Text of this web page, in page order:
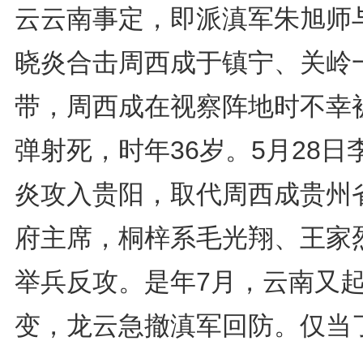
云云南事定，即派滇军朱旭师
晓炎合击周西成于镇宁、关岭
带，周西成在视察阵地时不幸
弹射死，时年36岁。5月28日
炎攻入贵阳，取代周西成贵州
府主席，桐梓系毛光翔、王家
举兵反攻。是年7月，云南又
变，龙云急撤滇军回防。仅当